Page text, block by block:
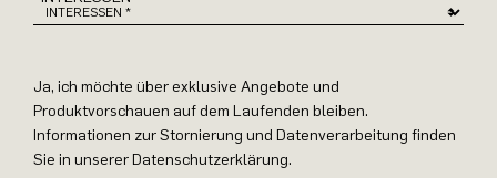
Ja, ich möchte über exklusive Angebote und
Produktvorschauen auf dem Laufenden bleiben.
Informationen zur Stornierung und Datenverarbeitung finden
Sie in unserer Datenschutzerklärung.